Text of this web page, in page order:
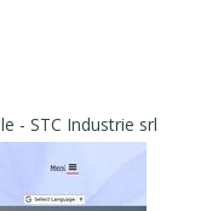
- STC Industrie srl